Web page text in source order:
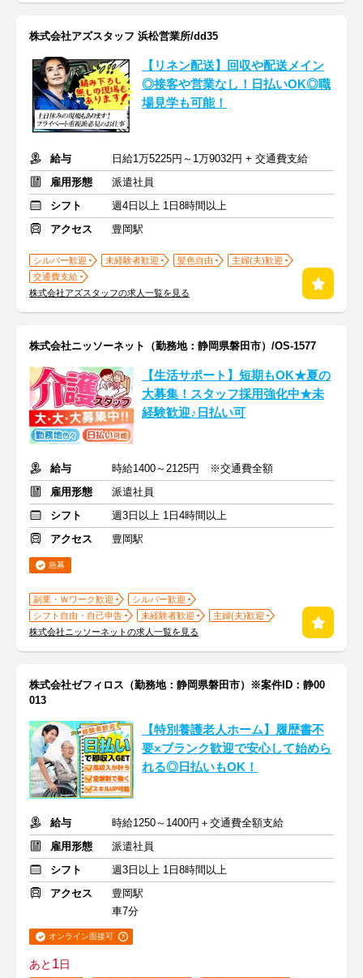
株式会社アズスタッフ 浜松営業所/dd35
【リネン配送】回収や配送メイン
◎接客や営業なし！日払いOK◎職
場見学も可能！
給与
日給1万5225円～1万9032円 + 交通費支給
雇用形態
派遣社員
シフト
週4日以上 1日8時間以上
アクセス
豊岡駅
シルバー歓迎 未経験者歓迎 髪色自由
主婦(夫)歓迎
交通費支給
株式会社アズスタッフの求人一覧を見る
株式会社ニッソーネット（勤務地：静岡県磐田市）/OS-1577
【生活サポート】短期もOK★夏の
大募集！スタッフ採用強化中★未
経験歓迎♪日払い可
給与
時給1400～2125円 ※交通費全額
雇用形態
派遣社員
シフト
週3日以上 1日4時間以上
アクセス
豊岡駅
急募
副業・Ｗワーク歓迎
シルバー歓迎
シフト自由・自己申告
未経験者歓迎
主婦(夫)歓迎
株式会社ニッソーネットの求人一覧を見る
株式会社ゼフィロス（勤務地：静岡県磐田市）※案件ID：静00
013
【特別養護老人ホーム】履歴書不
要×ブランク歓迎で安心して始めら
れる◎日払いもOK！
給与
時給1250～1400円＋交通費全額支給
雇用形態
派遣社員
シフト
週3日以上 1日8時間以上
アクセス
豊岡駅
車7分
オンライン面接可
あと 1日